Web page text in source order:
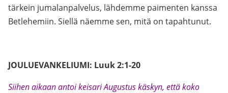
tärkein jumalanpalvelus, lähdemme paimenten kanssa
Betlehemiin. Siellä näemme sen, mitä on tapahtunut.
JOULUEVANKELIUMI: Luuk 2:1-20
Siihen aikaan antoi keisari Augustus käskyn, että koko